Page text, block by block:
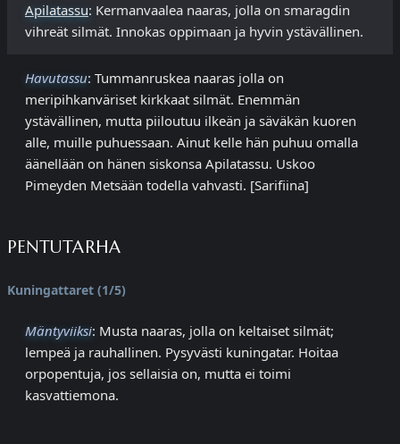
Apilatassu: Kermanvaalea naaras, jolla on smaragdin
vihreät silmät. Innokas oppimaan ja hyvin ystävällinen.
Havutassu: Tummanruskea naaras jolla on
meripihkanväriset kirkkaat silmät. Enemmän
ystävällinen, mutta piiloutuu ilkeän ja säväkän kuoren
alle, muille puhuessaan. Ainut kelle hän puhuu omalla
äänellään on hänen siskonsa Apilatassu. Uskoo
Pimeyden Metsään todella vahvasti. [Sarifiina]
PENTUTARHA
Kuningattaret (1/5)
Mäntyviiksi: Musta naaras, jolla on keltaiset silmät;
lempeä ja rauhallinen. Pysyvästi kuningatar. Hoitaa
orpopentuja, jos sellaisia on, mutta ei toimi
kasvattiemona.